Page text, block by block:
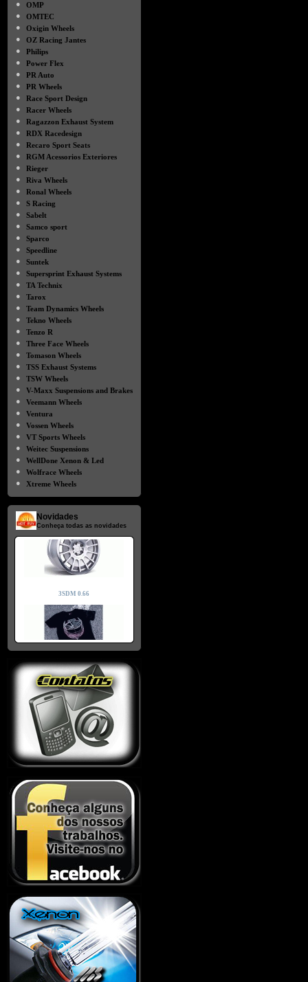
●
OMP
●
OMTEC
●
Oxigin Wheels
●
OZ Racing Jantes
●
Philips
●
Power Flex
●
PR Auto
●
PR Wheels
●
Race Sport Design
●
Racer Wheels
●
Ragazzon Exhaust System
●
RDX Racedesign
●
Recaro Sport Seats
●
RGM Acessorios Exteriores
●
Rieger
●
Riva Wheels
●
Ronal Wheels
●
S Racing
●
Sabelt
●
Samco sport
●
Sparco
●
Speedline
●
Suntek
●
Supersprint Exhaust Systems
●
TA Technix
●
Tarox
●
Team Dynamics Wheels
●
Tekno Wheels
●
Tenzo R
●
Three Face Wheels
●
Tomason Wheels
●
TSS Exhaust Systems
●
TSW Wheels
●
V-Maxx Suspensions and Brakes
●
Veemann Wheels
●
Ventura
●
Vossen Wheels
●
VT Sports Wheels
●
Weitec Suspensions
●
WellDone Xenon & Led
●
Wolfrace Wheels
●
Xtreme Wheels
Novidades
Conheça todas as novidades